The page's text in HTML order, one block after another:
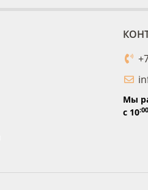
Мы
с 10:00